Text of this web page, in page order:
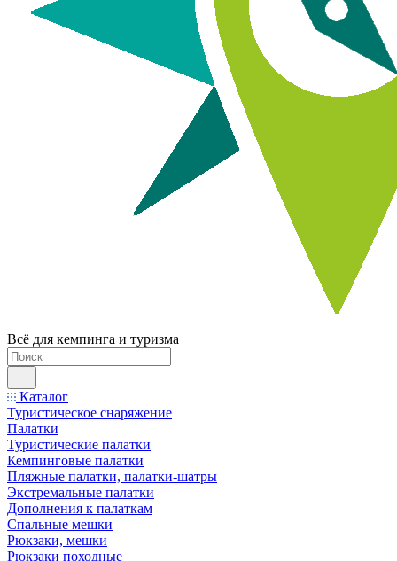
Всё для кемпинга и туризма
Каталог
Туристическое снаряжение
Палатки
Туристические палатки
Кемпинговые палатки
Пляжные палатки, палатки-шатры
Экстремальные палатки
Дополнения к палаткам
Спальные мешки
Рюкзаки, мешки
Рюкзаки походные